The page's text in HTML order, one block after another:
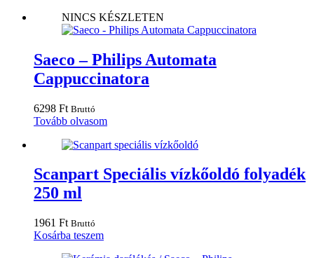
NINCS KÉSZLETEN
Saeco – Philips Automata
Cappuccinatora
6298 Ft Bruttó
Tovább olvasom
Scanpart Speciális vízkőoldó folyadék
250 ml
1961 Ft Bruttó
Kosárba teszem